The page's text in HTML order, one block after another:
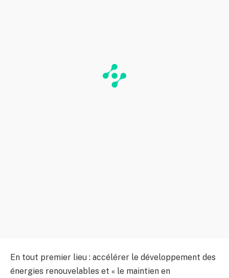
En tout premier lieu : accélérer le développement des
énergies renouvelables et « le maintien en